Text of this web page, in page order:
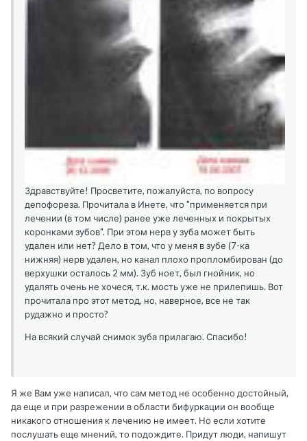
Здравствуйте! Просветите, пожалуйста, по вопросу
депофореза. Прочитала в Инете, что "применяется при
лечении (в том числе) ранее уже леченных и покрытых
коронками зубов". При этом нерв у зуба может быть
удален или нет? Дело в том, что у меня в зубе (7-ка
нижняя) нерв удален, но канал плохо пропломбирован (до
верхушки осталось 2 мм). Зуб ноет, был гнойник, но
удалять очень не хочеся, т.к. мость уже не прилепишь. Вот
прочитала про этот метод, но, наверное, все не так
рудажно и просто?
На всякий случай снимок зуба прилагаю. Спасибо!
Я же Вам уже написал, что сам метод не особенно достойный,
да еще и при разрежении в области бифуркации он вообще
никакого отношения к лечению не имеет. Но если хотите
послушать еще мнений, то подождите. Придут люди, напишут